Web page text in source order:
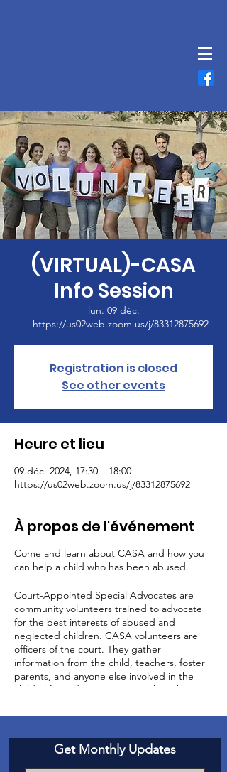
(VIRTUAL)-CASA
Info Session
lun. 09 déc.
  |
https://us02web.zoom.us/j/83312875692
Registration is closed
See other events
Heure et lieu
09 déc. 2024, 17:30 – 18:00
https://us02web.zoom.us/j/83312875692
À propos de l'événement
Come and learn about CASA and how you
can help a child who has been abused.
Court-Appointed Special Advocates are
community volunteers trained to advocate
for the best interests of abused and
neglected children. CASA volunteers are
officers of the court. They gather
information from the child, teachers, foster
parents, and anyone else involved in the
child’s life, and then report back to the
well-being of the child.
Get Monthly Updates